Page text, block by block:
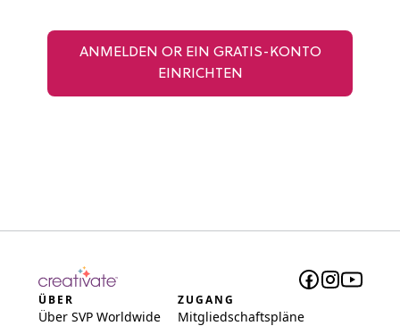
ANMELDEN OR EIN GRATIS-KONTO
EINRICHTEN
ÜBER
Über SVP Worldwide
ZUGANG
Mitgliedschaftspläne